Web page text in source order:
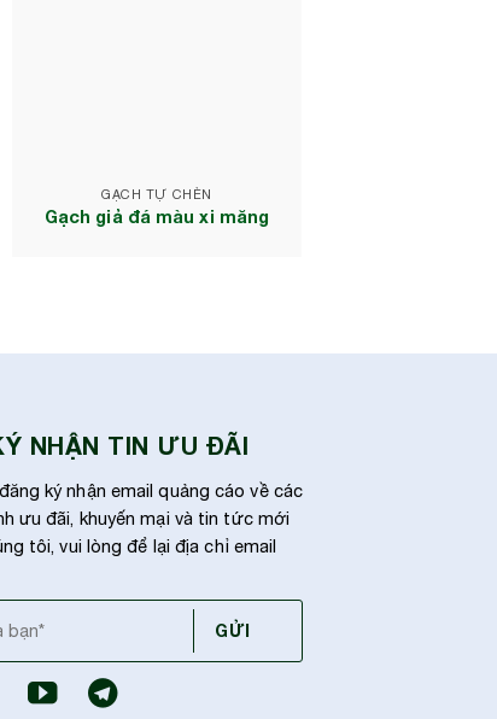
GẠCH TỰ CHÈN
Gạch giả đá màu xi măng
NHẬN TIN ƯU ĐÃI
ký nhận email quảng cáo về các
ưu đãi, khuyến mại và tin tức mới
tôi, vui lòng để lại địa chỉ email